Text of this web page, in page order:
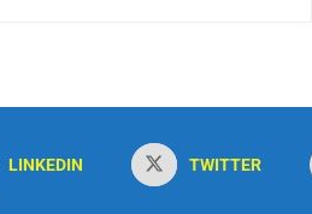
LINKEDIN TWITTER